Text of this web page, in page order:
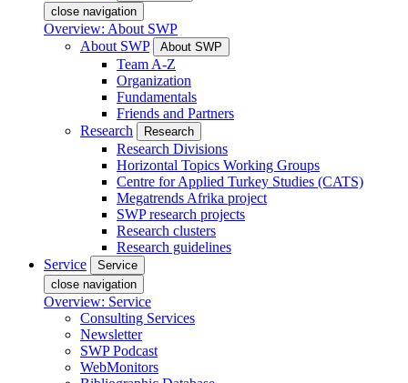
close navigation
Overview: About SWP
About SWP
About SWP
Team A-Z
Organization
Fundamentals
Friends and Partners
Research
Research
Research Divisions
Horizontal Topics Working Groups
Centre for Applied Turkey Studies (CATS)
Megatrends Afrika project
SWP research projects
Research clusters
Research guidelines
Service
Service
close navigation
Overview: Service
Consulting Services
Newsletter
SWP Podcast
WebMonitors